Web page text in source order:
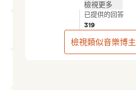
檢視更多
已提供的回答
319
檢視類似音樂博主